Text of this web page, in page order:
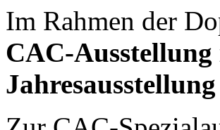
Im Rahmen der
CAC-